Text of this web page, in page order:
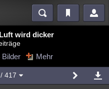
Videos
wird dicker
Bilder Mehr
/ 417